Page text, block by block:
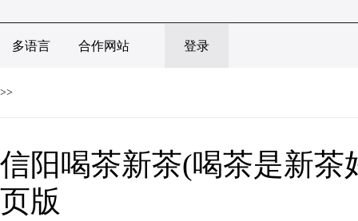
多语言 合作网站 登录
>>
信阳喝茶新茶(喝茶是新茶
页版